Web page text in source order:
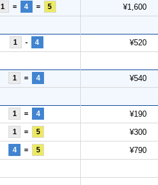
1 = 4 = 5 ¥1,600
1 - 4 ¥520
1 = 4 ¥540
1 = 4 ¥190
1 = 5 ¥300
4 = 5 ¥790